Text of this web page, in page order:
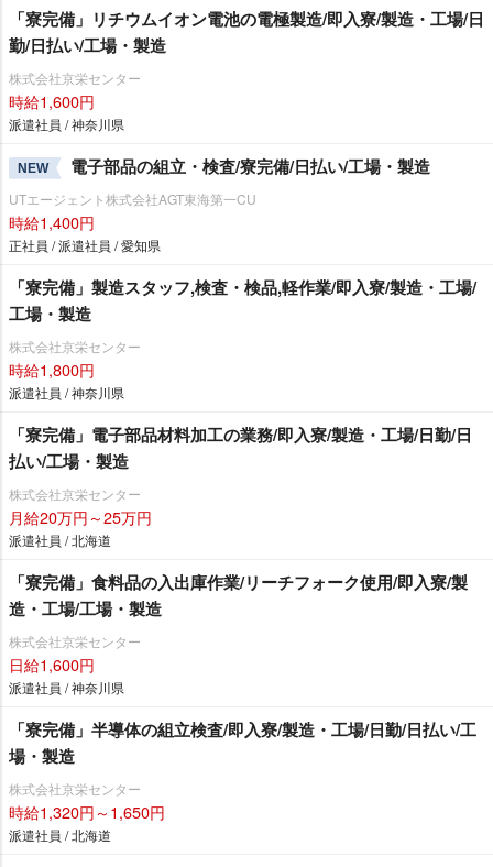
「寮完備」リチウムイオン電池の電極製造/即入寮/製造・工場/日
勤/日払い/工場・製造
株式会社京栄センター
時給1,600円
派遣社員 / 神奈川県
NEW 電子部品の組立・検査/寮完備/日払い/工場・製造
UTエージェント株式会社AGT東海第一CU
時給1,400円
正社員 / 派遣社員 / 愛知県
「寮完備」製造スタッフ,検査・検品,軽作業/即入寮/製造・工場/
工場・製造
株式会社京栄センター
時給1,800円
派遣社員 / 神奈川県
「寮完備」電子部品材料加工の業務/即入寮/製造・工場/日勤/日
払い/工場・製造
株式会社京栄センター
月給20万円～25万円
派遣社員 / 北海道
「寮完備」食料品の入出庫作業/リーチフォーク使用/即入寮/製
造・工場/工場・製造
株式会社京栄センター
日給1,600円
派遣社員 / 神奈川県
「寮完備」半導体の組立検査/即入寮/製造・工場/日勤/日払い/工
場・製造
株式会社京栄センター
時給1,320円～1,650円
派遣社員 / 北海道